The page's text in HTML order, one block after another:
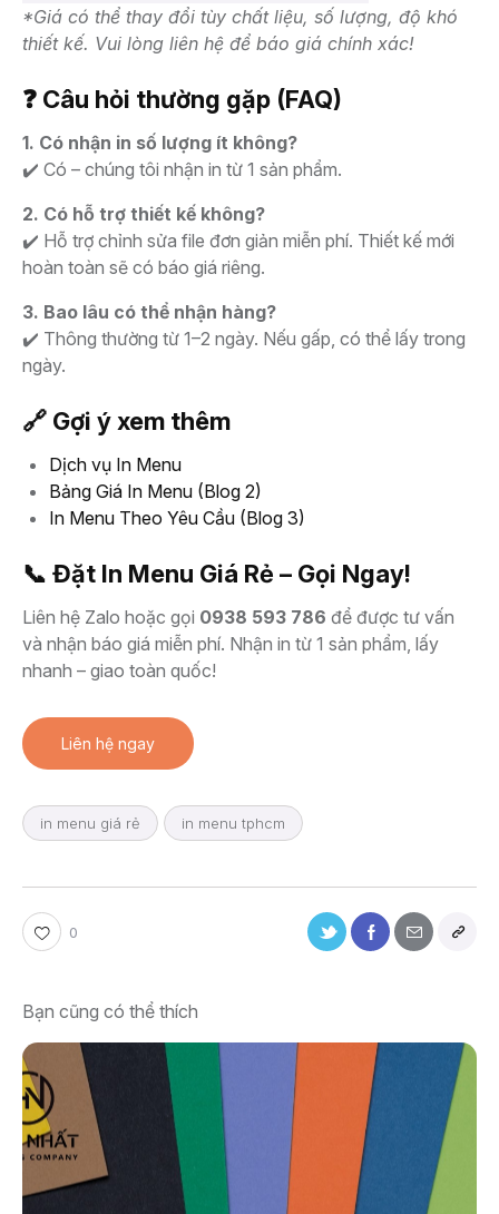
*Giá có thể thay đổi tùy chất liệu, số lượng, độ khó
thiết kế. Vui lòng liên hệ để báo giá chính xác!
❓ Câu hỏi thường gặp (FAQ)
1. Có nhận in số lượng ít không?
✔️ Có – chúng tôi nhận in từ 1 sản phẩm.
2. Có hỗ trợ thiết kế không?
✔️ Hỗ trợ chỉnh sửa file đơn giản miễn phí. Thiết kế mới
hoàn toàn sẽ có báo giá riêng.
3. Bao lâu có thể nhận hàng?
✔️ Thông thường từ 1–2 ngày. Nếu gấp, có thể lấy trong
ngày.
🔗 Gợi ý xem thêm
Dịch vụ In Menu
Bảng Giá In Menu (Blog 2)
In Menu Theo Yêu Cầu (Blog 3)
📞 Đặt In Menu Giá Rẻ – Gọi Ngay!
Liên hệ Zalo hoặc gọi 0938 593 786 để được tư vấn
và nhận báo giá miễn phí. Nhận in từ 1 sản phẩm, lấy
nhanh – giao toàn quốc!
Liên hệ ngay
in menu giá rẻ in menu tphcm
0
Bạn cũng có thể thích